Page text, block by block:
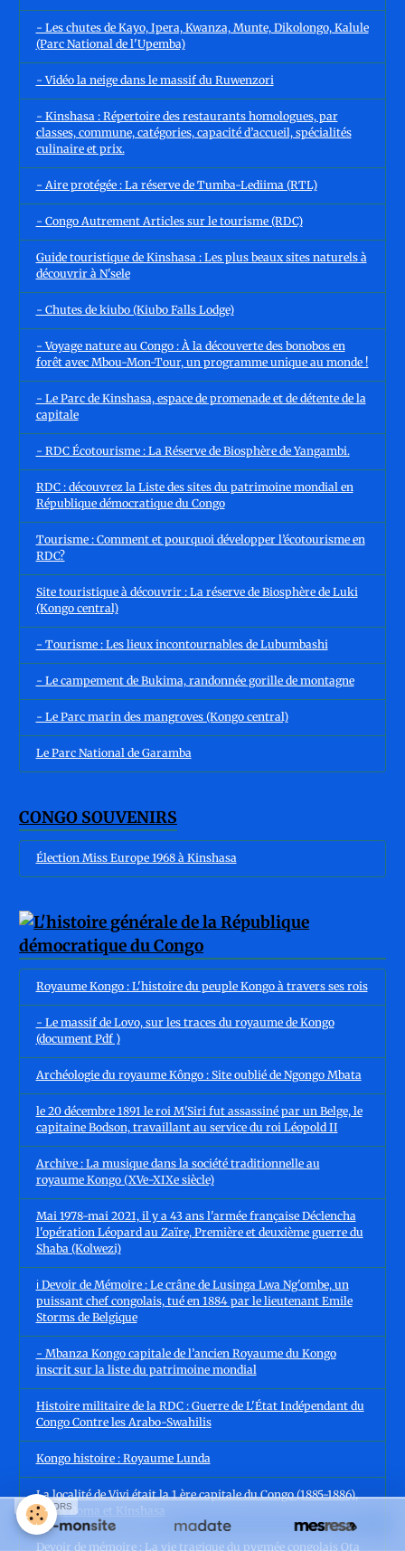
- Les chutes de Kayo, Ipera, Kwanza, Munte, Dikolongo, Kalule
(Parc National de l'Upemba)
- Vidéo la neige dans le massif du Ruwenzori
- Kinshasa : Répertoire des restaurants homologues, par
classes, commune, catégories, capacité d’accueil, spécialités
culinaire et prix.
- Aire protégée : La réserve de Tumba-Lediima (RTL)
- Congo Autrement Articles sur le tourisme (RDC)
Guide touristique de Kinshasa : Les plus beaux sites naturels à
découvrir à N'sele
- Chutes de kiubo (Kiubo Falls Lodge)
- Voyage nature au Congo : À la découverte des bonobos en
forêt avec Mbou-Mon-Tour, un programme unique au monde !
- Le Parc de Kinshasa, espace de promenade et de détente de la
capitale
- RDC Écotourisme : La Réserve de Biosphère de Yangambi.
RDC : découvrez la Liste des sites du patrimoine mondial en
République démocratique du Congo
Tourisme : Comment et pourquoi développer l’écotourisme en
RDC?
Site touristique à découvrir : La réserve de Biosphère de Luki
(Kongo central)
- Tourisme : Les lieux incontournables de Lubumbashi
- Le campement de Bukima, randonnée gorille de montagne
- Le Parc marin des mangroves (Kongo central)
Le Parc National de Garamba
CONGO SOUVENIRS
Élection Miss Europe 1968 à Kinshasa
Royaume Kongo : L'histoire du peuple Kongo à travers ses rois
- Le massif de Lovo, sur les traces du royaume de Kongo
(document Pdf )
Archéologie du royaume Kôngo : Site oublié de Ngongo Mbata
le 20 décembre 1891 le roi M'Siri fut assassiné par un Belge, le
capitaine Bodson, travaillant au service du roi Léopold II
Archive : La musique dans la société traditionnelle au
royaume Kongo (XVe-XIXe siècle)
Mai 1978-mai 2021, il y a 43 ans l'armée française Déclencha
l'opération Léopard au Zaïre, Première et deuxième guerre du
Shaba (Kolwezi)
ℹ️ Devoir de Mémoire : Le crâne de Lusinga Lwa Ng'ombe, un
puissant chef congolais, tué en 1884 par le lieutenant Emile
Storms de Belgique
- Mbanza Kongo capitale de l’ancien Royaume du Kongo
inscrit sur la liste du patrimoine mondial
Histoire militaire de la RDC : Guerre de L'État Indépendant du
Congo Contre les Arabo-Swahilis
Kongo histoire : Royaume Lunda
La localité de Vivi était la 1 ère capitale du Congo (1885-1886),
avant Boma et Kinshasa
Devoir de mémoire : La vie tragique du pygmée congolais Ota
SPONSORS